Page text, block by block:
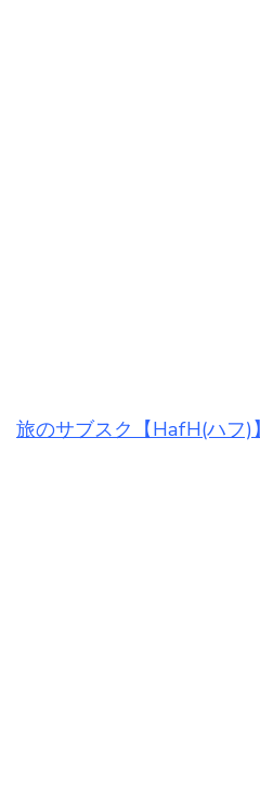
旅のサブスク【HafH(ハフ)】